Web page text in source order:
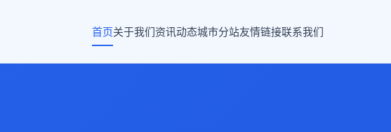
首页关于我们资讯动态城市分站友情链接联系我们